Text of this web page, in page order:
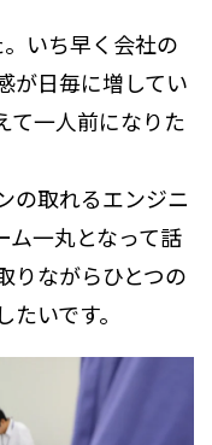
いち早く会社の
が日毎に増してい
て一人前になりた
の取れるエンジニ
ム一丸となって話
りながらひとつの
いです。